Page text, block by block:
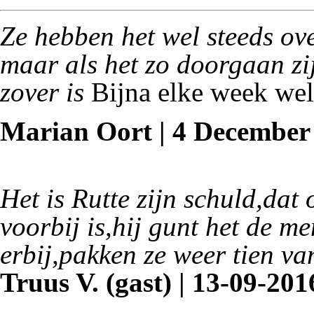
Ze hebben het wel steeds
maar als het zo doorgaan
zover is Bijna elke week
Marian Oort | 4 December
Het is Rutte zijn schuld,dat
voorbij is,hij gunt het de
erbij,pakken ze weer tien
Truus V. (gast) | 13-09-